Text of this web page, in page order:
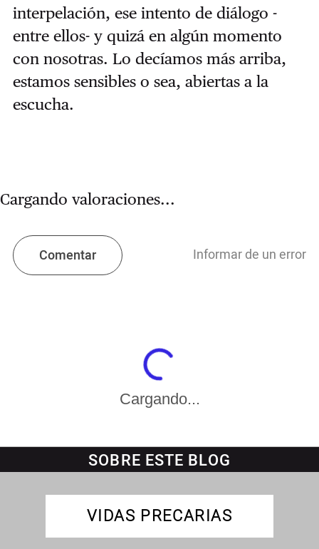
interpelación, ese intento de diálogo -
entre ellos- y quizá en algún momento
con nosotras. Lo decíamos más arriba,
estamos sensibles o sea, abiertas a la
escucha.
Cargando valoraciones...
Comentar Informar de un error
Cargando...
SOBRE ESTE BLOG
VIDAS PRECARIAS